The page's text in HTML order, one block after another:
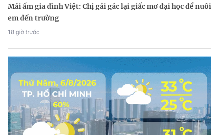
Mái ấm gia đình Việt: Chị gái gác lại giấc mơ đại học để nuôi
em đến trường
18 giờ trước